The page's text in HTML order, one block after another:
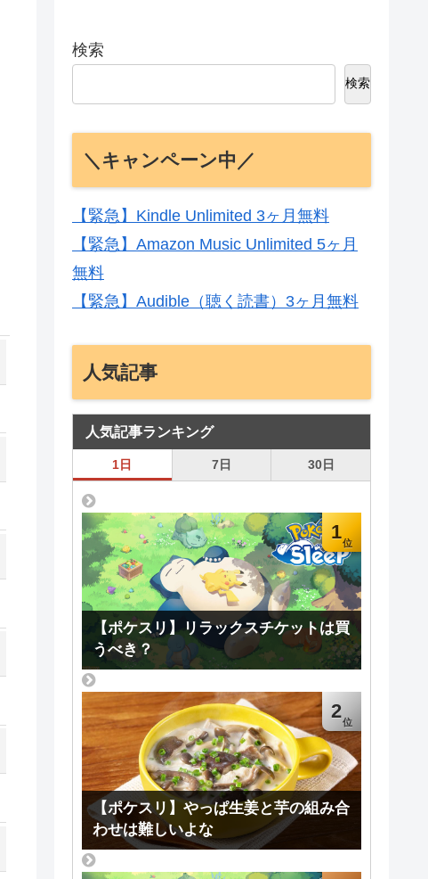
検索
検索
＼キャンペーン中／
【緊急】Kindle Unlimited 3ヶ月無料
【緊急】Amazon Music Unlimited 5ヶ月
無料
【緊急】Audible（聴く読書）3ヶ月無料
人気記事
人気記事ランキング
1日 7日 30日
1
【ポケスリ】リラックスチケットは買
うべき？
2
【ポケスリ】やっぱ生姜と芋の組み合
わせは難しいよな